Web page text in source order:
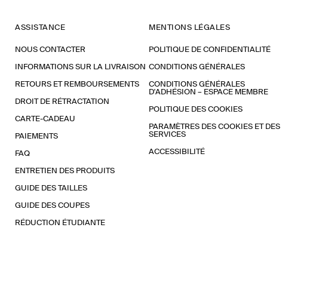
ASSISTANCE
NOUS CONTACTER
INFORMATIONS SUR LA LIVRAISON
RETOURS ET REMBOURSEMENTS
DROIT DE RÉTRACTATION
CARTE-CADEAU
PAIEMENTS
FAQ
ENTRETIEN DES PRODUITS
GUIDE DES TAILLES
GUIDE DES COUPES
RÉDUCTION ÉTUDIANTE
MENTIONS LÉGALES
POLITIQUE DE CONFIDENTIALITÉ
CONDITIONS GÉNÉRALES
CONDITIONS GÉNÉRALES
D'ADHÉSION – ESPACE MEMBRE
POLITIQUE DES COOKIES
PARAMÈTRES DES COOKIES ET DES
SERVICES
ACCESSIBILITÉ